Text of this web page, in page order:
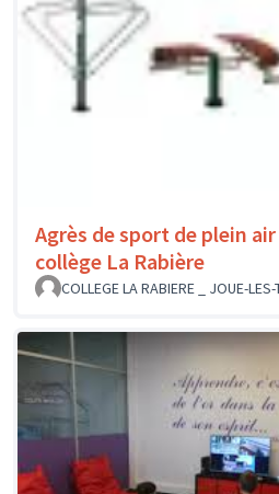
Agrès de sport de plein air
collège La Rabière
COLLEGE LA RABIERE _ JOUE-LES-